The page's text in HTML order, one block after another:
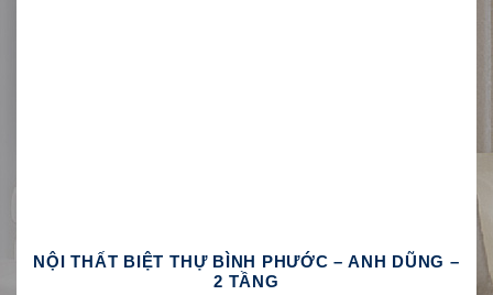
NỘI THẤT BIỆT THỰ BÌNH PHƯỚC – ANH DŨNG –
2 TẦNG